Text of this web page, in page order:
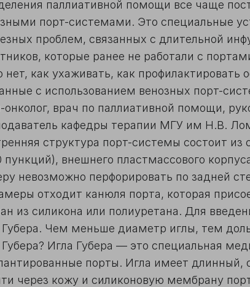
паллиативной помощи все чаще
порт-системами. Это специальные
проблем, связанных с длительной
которые ранее не работали с
нет, как ухаживать, как
с использованием венозных порт-
онколог, врач по паллиативной помощи,
кафедры терапии МГУ им Н.В.
структура порт-системы состоит
пункций), внешнего пластмассового
невозможно перфорировать по задней
отходит канюля порта, которая
из силикона или полиуретана. Для
Губера. Чем меньше диаметр иглы, тем
Губера? Игла Губера — это специальная
порты. Игла имеет
через кожу и силиконовую мембрану